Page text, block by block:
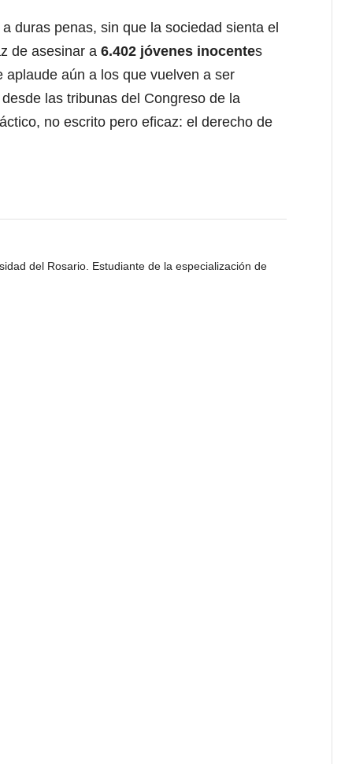
duras penas, sin que la sociedad sienta el
de asesinar a 6.402 jóvenes inocentes
aún a los que vuelven a ser
las tribunas del Congreso de la
no escrito pero eficaz: el derecho de
del Rosario. Estudiante de la especialización de